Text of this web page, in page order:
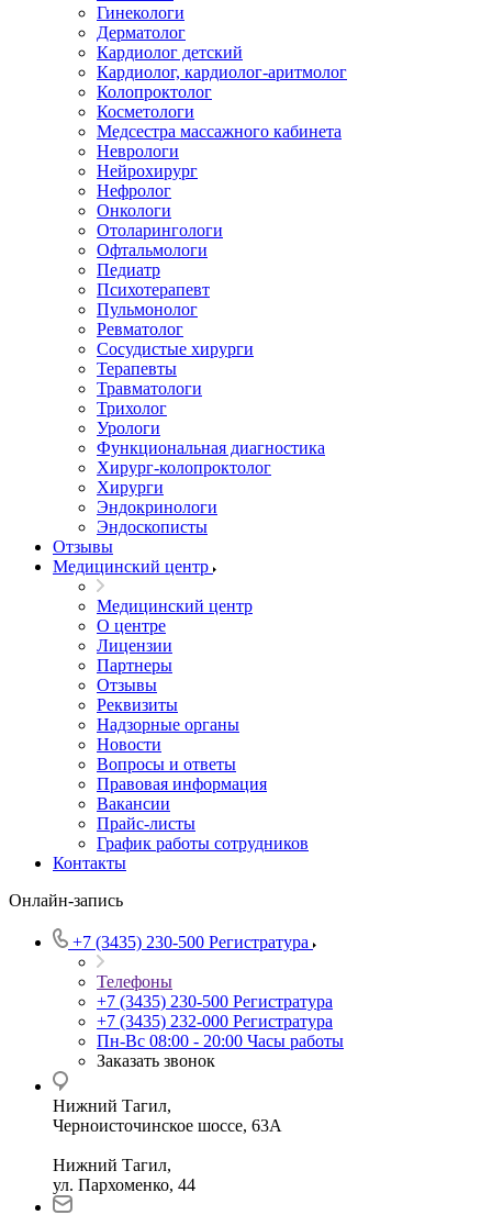
Гинекологи
Дерматолог
Кардиолог детский
Кардиолог, кардиолог-аритмолог
Колопроктолог
Косметологи
Медсестра массажного кабинета
Неврологи
Нейрохирург
Нефролог
Онкологи
Отоларингологи
Офтальмологи
Педиатр
Психотерапевт
Пульмонолог
Ревматолог
Сосудистые хирурги
Терапевты
Травматологи
Трихолог
Урологи
Функциональная диагностика
Хирург-колопроктолог
Хирурги
Эндокринологи
Эндоскописты
Отзывы
Медицинский центр
Медицинский центр
О центре
Лицензии
Партнеры
Отзывы
Реквизиты
Надзорные органы
Новости
Вопросы и ответы
Правовая информация
Вакансии
Прайс-листы
График работы сотрудников
Контакты
Онлайн-запись
+7 (3435) 230-500 Регистратура
Телефоны
+7 (3435) 230-500 Регистратура
+7 (3435) 232-000 Регистратура
Пн-Вс 08:00 - 20:00 Часы работы
Заказать звонок
Нижний Тагил,
Черноисточинское шоссе, 63А
Нижний Тагил,
ул. Пархоменко, 44